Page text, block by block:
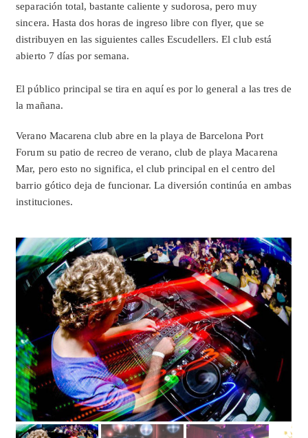
separación total, bastante caliente y sudorosa, pero muy
sincera. Hasta dos horas de ingreso libre con flyer, que se
distribuyen en las siguientes calles Escudellers. El club está
abierto 7 días por semana.
El público principal se tira en aquí es por lo general a las tres de
la mañana.
Verano Macarena club abre en la playa de Barcelona Port
Forum su patio de recreo de verano, club de playa Macarena
Mar, pero esto no significa, el club principal en el centro del
barrio gótico deja de funcionar. La diversión continúa en ambas
instituciones.